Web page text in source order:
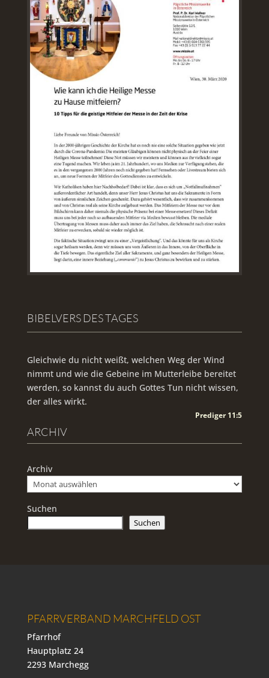
BIBELVERS DES TAGES
Gleichwie du nicht weißt, welchen Weg der Wind
nimmt und wie die Gebeine im Mutterleibe bereitet
werden, so kannst du auch Gottes Tun nicht wissen,
der alles wirkt.
Prediger 11:5
ARCHIV
Archiv
Suchen
Suchen
PFARRVERBAND MARCHFELD OST
Pfarrhof
Hauptplatz 24
2293 Marchegg